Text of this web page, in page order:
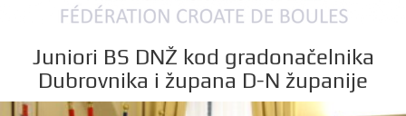
Juniori BS DNŽ kod gradonačelnika
Dubrovnika i župana D-N županije